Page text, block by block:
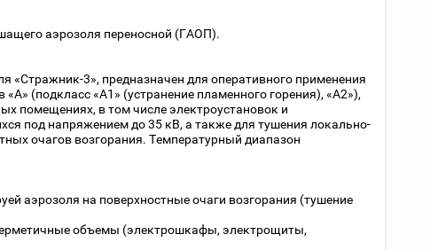
аэрозоля переносной (ГАОП).
«Стражник-3», предназначен для оперативного применения
(подкласс «А1» (устранение пламенного горения), «А2»),
помещениях, в том числе электроустановок и
под напряжением до 35 кВ, а также для тушения локально-
очагов возгорания. Температурный диапазон
аэрозоля на поверхностные очаги возгорания (тушение
объемы (электрошкафы, электрощиты,